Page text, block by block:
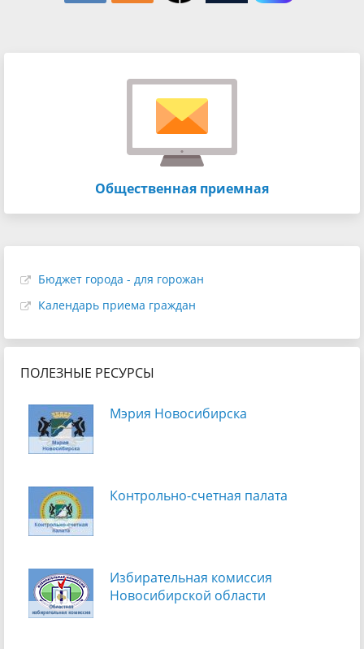
Общественная приемная
Бюджет города - для горожан
Календарь приема граждан
ПОЛЕЗНЫЕ РЕСУРСЫ
Мэрия Новосибирска
Контрольно-счетная палата
Избирательная комиссия
Новосибирской области